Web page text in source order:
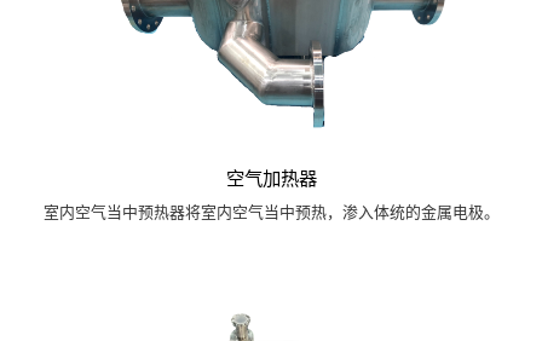
空气加热器
室内空气当中预热器将室内空气当中预热，渗入体统的金属电极。